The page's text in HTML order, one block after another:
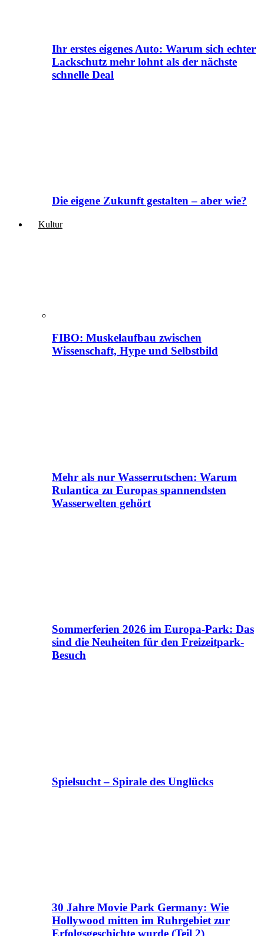
Ihr erstes eigenes Auto: Warum sich echter
Lackschutz mehr lohnt als der nächste
schnelle Deal
Die eigene Zukunft gestalten – aber wie?
Kultur
FIBO: Muskelaufbau zwischen
Wissenschaft, Hype und Selbstbild
Mehr als nur Wasserrutschen: Warum
Rulantica zu Europas spannendsten
Wasserwelten gehört
Sommerferien 2026 im Europa-Park: Das
sind die Neuheiten für den Freizeitpark-
Besuch
Spielsucht – Spirale des Unglücks
30 Jahre Movie Park Germany: Wie
Hollywood mitten im Ruhrgebiet zur
Erfolgsgeschichte wurde (Teil 2)